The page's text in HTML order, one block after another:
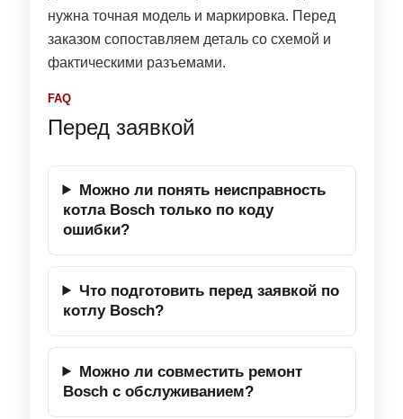
нужна точная модель и маркировка. Перед
заказом сопоставляем деталь со схемой и
фактическими разъемами.
FAQ
Перед заявкой
Можно ли понять неисправность
котла Bosch только по коду
ошибки?
Что подготовить перед заявкой по
котлу Bosch?
Можно ли совместить ремонт
Bosch с обслуживанием?